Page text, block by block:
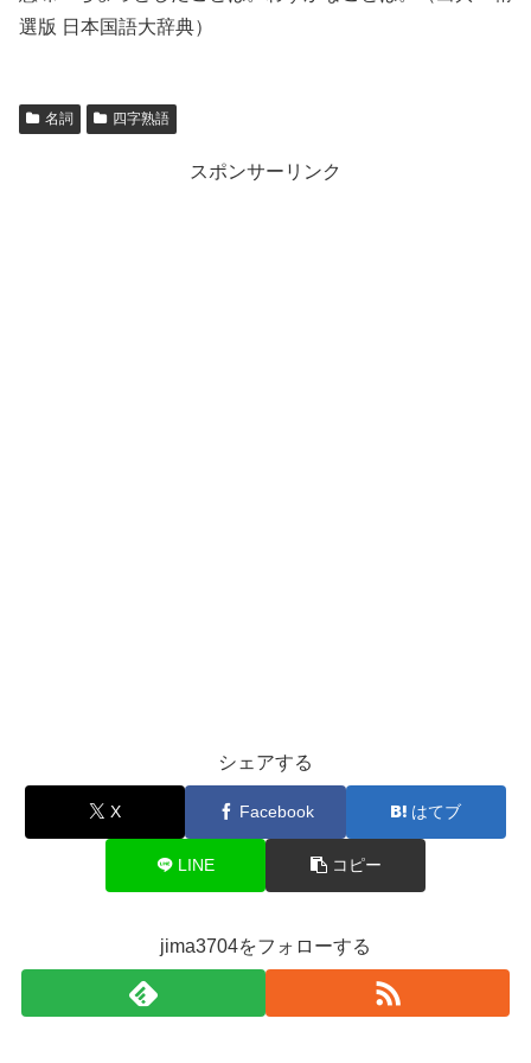
選版 日本国語大辞典）
名詞 四字熟語
スポンサーリンク
シェアする
X Facebook はてブ
LINE コピー
jima3704をフォローする